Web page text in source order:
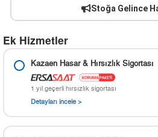
Stoğa Gelince
Ek Hizmetler
Kazaen Hasar & Hırsızlık Sigortası
1 yıl geçerli hırsızlık sigortası
Detayları incele >